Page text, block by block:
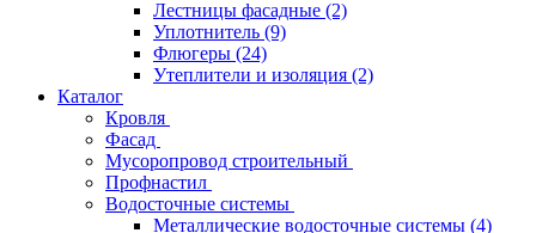
Лестницы фасадные (2)
Уплотнитель (9)
Флюгеры (24)
Утеплители и изоляция (2)
Каталог
Кровля
Фасад
Мусоропровод строительный
Профнастил
Водосточные системы
Металлические водосточные системы (4)